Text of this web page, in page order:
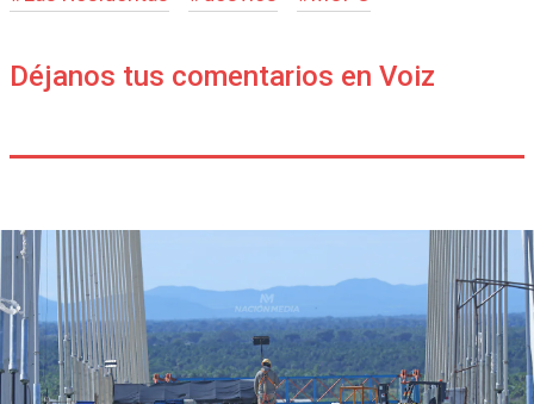
Déjanos tus comentarios en Voiz